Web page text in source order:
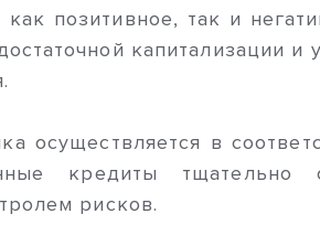
позитивное, так и
капитализации и
осуществляется в
кредиты тщательно
рисков.